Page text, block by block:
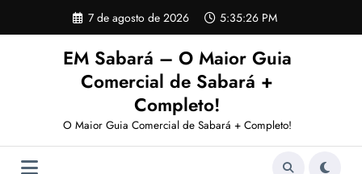
o
7 de agosto de 2026 5:35:26 PM
EM Sabará – O Maior Guia
Comercial de Sabará +
Completo!
O Maior Guia Comercial de Sabará + Completo!